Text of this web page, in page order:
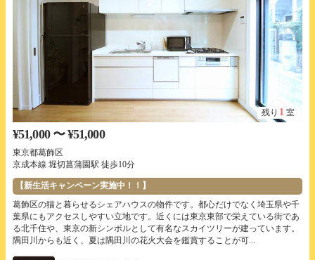
残り 1 室
¥51,000 〜 ¥51,000
東京都葛飾区
京成本線 堀切菖蒲園駅 徒歩10分
【新生活キャンペーン実施中！！】
葛飾区の猫と暮らせるシェアハウスの物件です。都心だけでなく埼玉県や千
葉県にもアクセスしやすい立地です。近くには東京東部で栄えている街であ
る北千住や、東京の新シンボルとして有名なスカイツリーが建っています。
隅田川からも近く、夏は隅田川の花火大会を鑑賞することが可...